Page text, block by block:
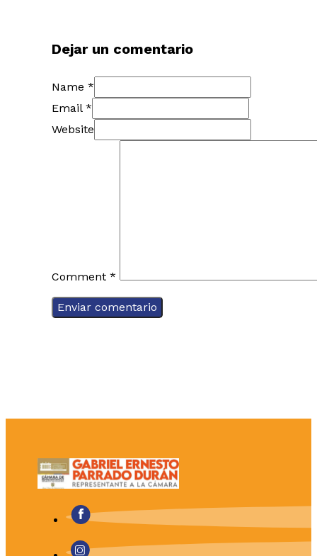
Dejar un comentario
Name *
Email *
Website
Comment *